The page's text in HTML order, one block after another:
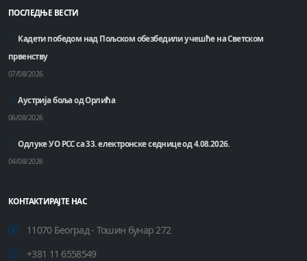
ПОСЛЕДЊЕ ВЕСТИ
Кадети победом над Пољском обезбедили учешће на Светском
првенству
07/08/2026
Аустрија боља од Орлића
06/08/2026
Одлуке УО РСС са 33. електронске седнице од 4.08.2026.
04/08/2026
КОНТАКТИРАЈТЕ НАС
11070 Београд - Тошин бунар 272
+381 11 6558549